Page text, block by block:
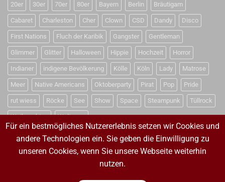
20er 30er 70er 80er Bayern Berlin Bräutigam
Cabaret Charleston Cher Clown CSD Dandy Disco
First Nations Fluch der Karibik Gangster Gentleman
Glimmer Glitter Halloween Hippie Hochzeit Horror
Indianer indigene Bevölkerung Kölle Köln Lady Matrose
Meer Native Americans Oktoberparty Pirat Pop Pride
rut wiess Röcke See Show Space Steampunk Tüllrock
Weihnachten Weltraum
VERTRAG WIDERRUFEN
Für ein bestmögliches Nutzererlebnis setzen wir Cookies und
andere Technologien ein. Sie geben die Einwilligung zu
unseren Cookies, wenn Sie unsere Webseite weiterhin
nutzen.